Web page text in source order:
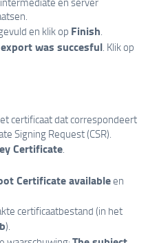
en klik op Finish.
was succesful. Klik op
certificaat dat correspondeert
Signing Request (CSR).
Certificate.
Certificate availableen
certificaatbestand (in het
).